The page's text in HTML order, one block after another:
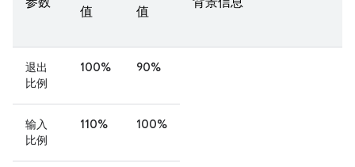
值
值
退出
比例
100% 90%
输入
比例
110% 100%